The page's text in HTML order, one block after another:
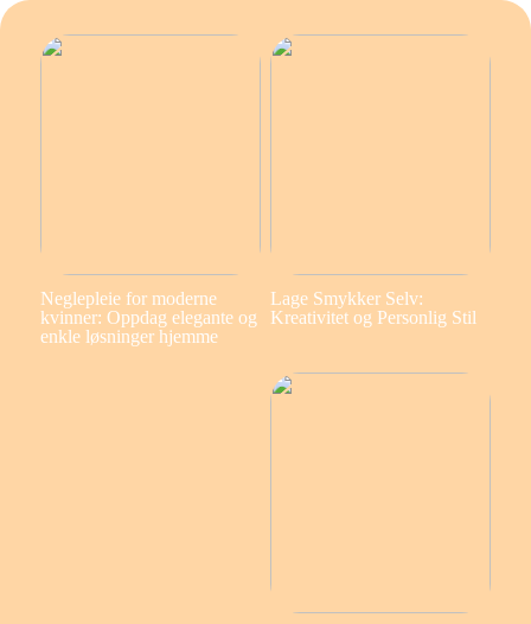
Neglepleie for moderne
kvinner: Oppdag elegante og
enkle løsninger hjemme
Lage Smykker Selv:
Kreativitet og Personlig Stil